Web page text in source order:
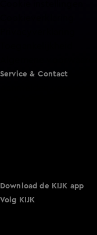
Service & Contact
Download de KIJK app
Volg KIJK